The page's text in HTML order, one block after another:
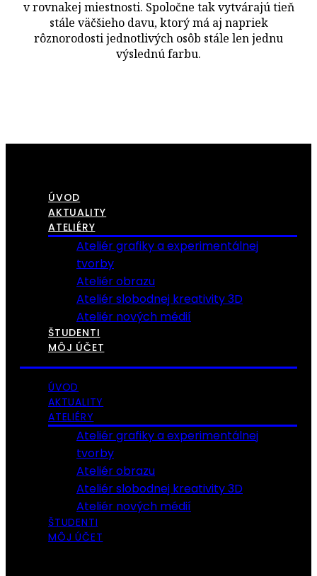
v rovnakej miestnosti. Spoločne tak vytvárajú tieň
stále väčšieho davu, ktorý má aj napriek
rôznorodosti jednotlivých osôb stále len jednu
výslednú farbu.
ÚVOD
AKTUALITY
ATELIÉRY
Ateliér grafiky a experimentálnej
tvorby
Ateliér obrazu
Ateliér slobodnej kreativity 3D
Ateliér nových médií
ŠTUDENTI
MÔJ ÚČET
ÚVOD
AKTUALITY
ATELIÉRY
Ateliér grafiky a experimentálnej
tvorby
Ateliér obrazu
Ateliér slobodnej kreativity 3D
Ateliér nových médií
ŠTUDENTI
MÔJ ÚČET